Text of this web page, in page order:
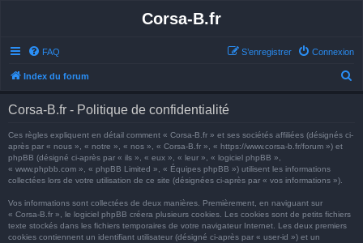
Corsa-B.fr
FAQ Connexion
S’enregistrer
Index du forum
Corsa-B.fr - Politique de confidentialité
Ces règles expliquent en détail comment « Corsa-B.fr » et ses sociétés affiliées (désignés ci-
après par « nous », « notre », « nos », « Corsa-B.fr », « https://www.corsa-b.fr/forum ») et
phpBB (désigné ci-après par « ils », « eux », « leur », « logiciel phpBB »,
« www.phpbb.com », « phpBB Limited », « Équipes phpBB ») utilisent les informations
collectées lors de votre utilisation de ce site (désignées ci-après par « vos informations »).
Vos informations sont collectées de deux manières. Premièrement, en naviguant sur
« Corsa-B.fr », le logiciel phpBB créera plusieurs cookies. Les cookies sont de petits fichiers
texte stockés dans les fichiers temporaires de votre navigateur Internet. Les deux premiers
cookies contiennent un identifiant utilisateur (désigné ci-après par « user-id ») et un